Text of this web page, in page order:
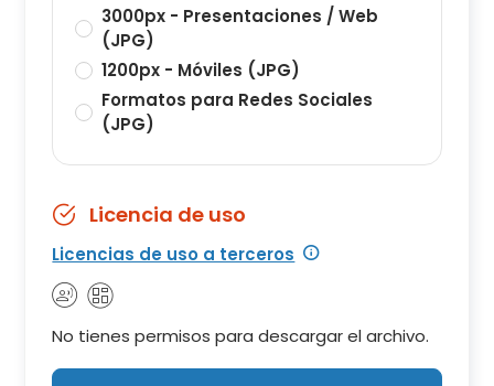
3000px - Presentaciones / Web
(JPG)
1200px - Móviles (JPG)
Formatos para Redes Sociales
(JPG)
Licencia de uso
Licencias de uso a terceros
No tienes permisos para descargar el archivo.